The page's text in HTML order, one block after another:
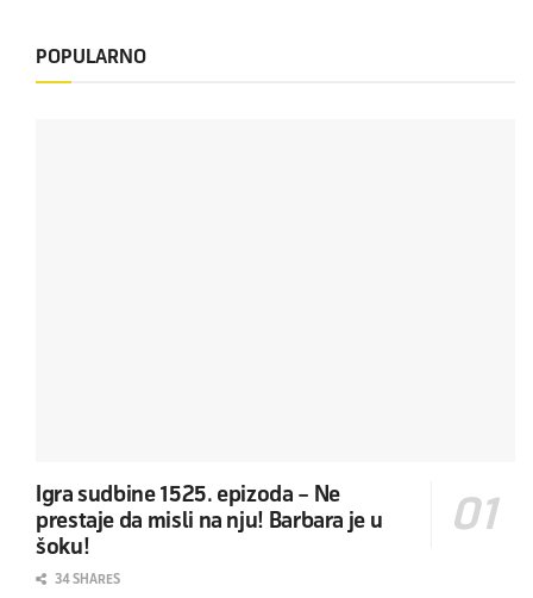
POPULARNO
Igra sudbine 1525. epizoda – Ne
prestaje da misli na nju! Barbara je u
šoku!
34 SHARES